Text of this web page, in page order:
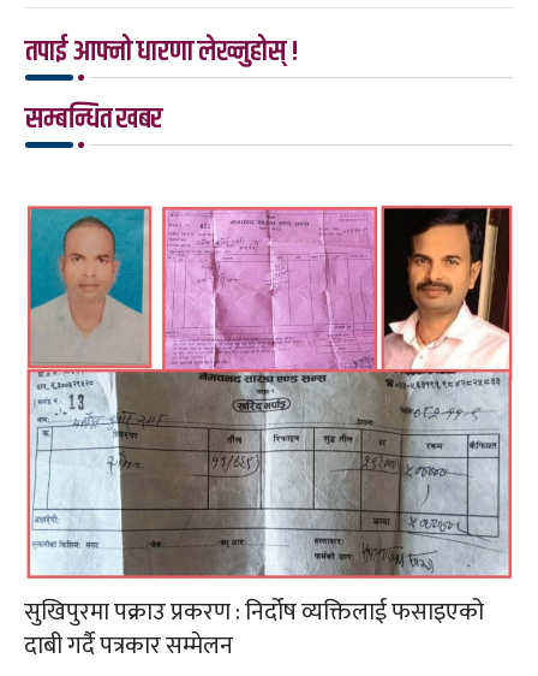
तपाई आफ्नो धारणा लेख्नुहोस् !
सम्बन्धित खबर
सुखिपुरमा पक्राउ प्रकरण : निर्दोष व्यक्तिलाई फसाइएको
दाबी गर्दै पत्रकार सम्मेलन